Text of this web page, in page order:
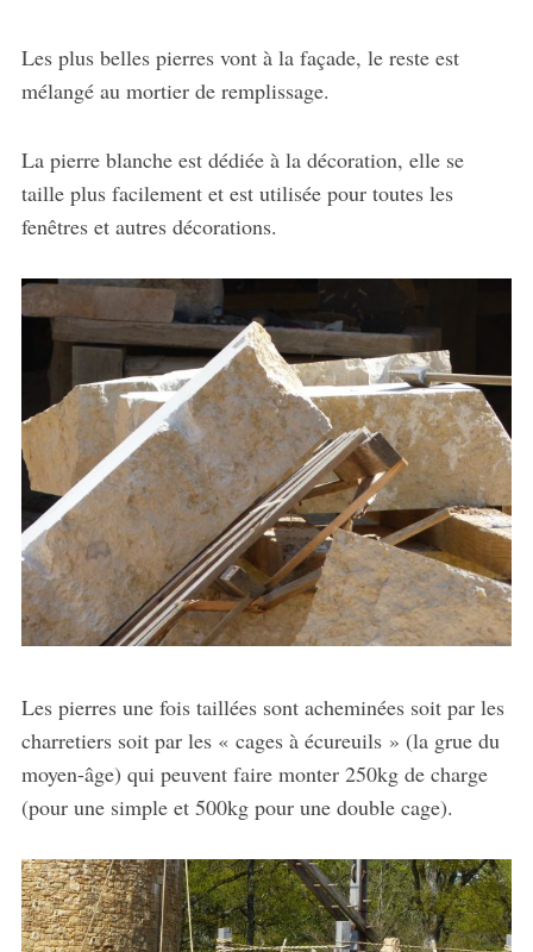
Les plus belles pierres vont à la façade, le reste est
mélangé au mortier de remplissage.
La pierre blanche est dédiée à la décoration, elle se
taille plus facilement et est utilisée pour toutes les
fenêtres et autres décorations.
Les pierres une fois taillées sont acheminées soit par les
charretiers soit par les « cages à écureuils » (la grue du
moyen-âge) qui peuvent faire monter 250kg de charge
(pour une simple et 500kg pour une double cage).